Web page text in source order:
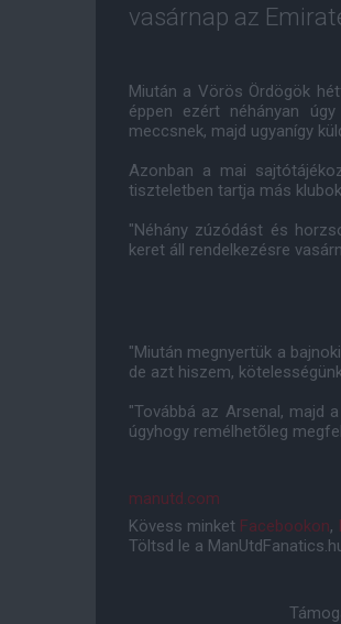
vasárnap az
Miután a Vörös Ördögök
éppen ezért néhányan
meccsnek, majd ugyanígy
Azonban a mai
tiszteletben tartja más
"Néhány zúzódást és
keret áll rendelkezésre
"Miután megnyertük a
de azt hiszem,
"Továbbá az Arsenal, majd
úgyhogy remélhetõleg
manutd.com
Kövess minket Facebookon,
Töltsd le a